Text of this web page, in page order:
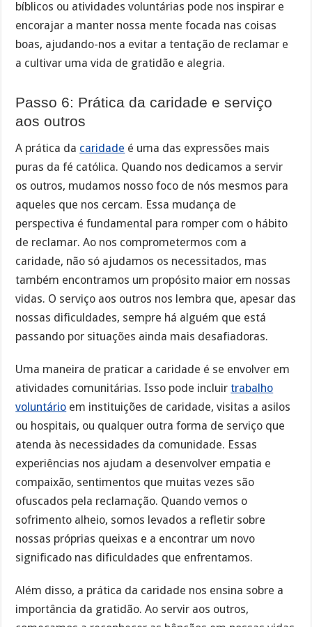
bíblicos ou atividades voluntárias pode nos inspirar e
encorajar a manter nossa mente focada nas coisas
boas, ajudando-nos a evitar a tentação de reclamar e
a cultivar uma vida de gratidão e alegria.
Passo 6: Prática da caridade e serviço
aos outros
A prática da caridade é uma das expressões mais
puras da fé católica. Quando nos dedicamos a servir
os outros, mudamos nosso foco de nós mesmos para
aqueles que nos cercam. Essa mudança de
perspectiva é fundamental para romper com o hábito
de reclamar. Ao nos comprometermos com a
caridade, não só ajudamos os necessitados, mas
também encontramos um propósito maior em nossas
vidas. O serviço aos outros nos lembra que, apesar das
nossas dificuldades, sempre há alguém que está
passando por situações ainda mais desafiadoras.
Uma maneira de praticar a caridade é se envolver em
atividades comunitárias. Isso pode incluirtrabalho
voluntário em instituições de caridade, visitas a asilos
ou hospitais, ou qualquer outra forma de serviço que
atenda às necessidades da comunidade. Essas
experiências nos ajudam a desenvolver empatia e
compaixão, sentimentos que muitas vezes são
ofuscados pela reclamação. Quando vemos o
sofrimento alheio, somos levados a refletir sobre
nossas próprias queixas e a encontrar um novo
significado nas dificuldades que enfrentamos.
Além disso, a prática da caridade nos ensina sobre a
importância da gratidão. Ao servir aos outros,